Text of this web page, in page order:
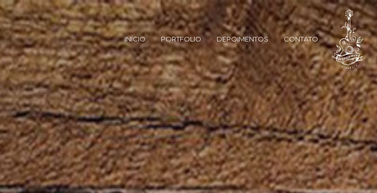
INÍCIO PORTFOLIO DEPOIMENTOS CONTATO